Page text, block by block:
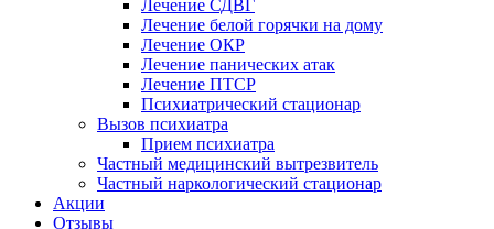
Лечение СДВГ
Лечение белой горячки на дому
Лечение ОКР
Лечение панических атак
Лечение ПТСР
Психиатрический стационар
Вызов психиатра
Прием психиатра
Частный медицинский вытрезвитель
Частный наркологический стационар
Акции
Отзывы